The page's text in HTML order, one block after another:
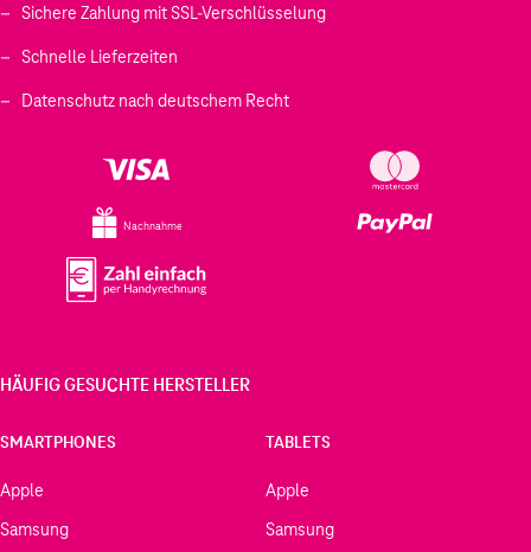
Sichere Zahlung mit SSL-Verschlüsselung
Schnelle Lieferzeiten
Datenschutz nach deutschem Recht
Nachnahme
HÄUFIG GESUCHTE HERSTELLER
SMARTPHONES
Apple
Samsung
TABLETS
Apple
Samsung